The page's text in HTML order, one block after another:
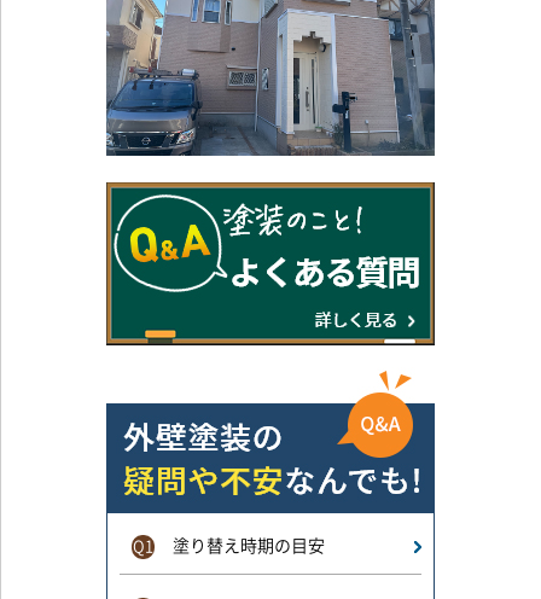
Q1 塗り替え時期の目安